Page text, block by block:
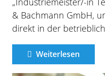
& Bachmann GmbH,
direkt in der
Weiterlesen